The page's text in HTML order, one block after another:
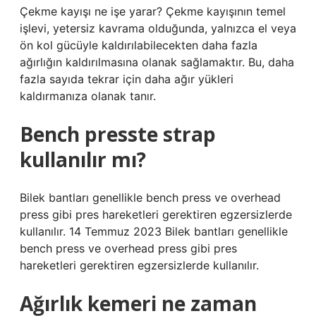
Çekme kayışı ne işe yarar? Çekme kayışının temel
işlevi, yetersiz kavrama olduğunda, yalnızca el veya
ön kol gücüyle kaldırılabilecekten daha fazla
ağırlığın kaldırılmasına olanak sağlamaktır. Bu, daha
fazla sayıda tekrar için daha ağır yükleri
kaldırmanıza olanak tanır.
Bench presste strap
kullanılır mı?
Bilek bantları genellikle bench press ve overhead
press gibi pres hareketleri gerektiren egzersizlerde
kullanılır. 14 Temmuz 2023 Bilek bantları genellikle
bench press ve overhead press gibi pres
hareketleri gerektiren egzersizlerde kullanılır.
Ağırlık kemeri ne zaman